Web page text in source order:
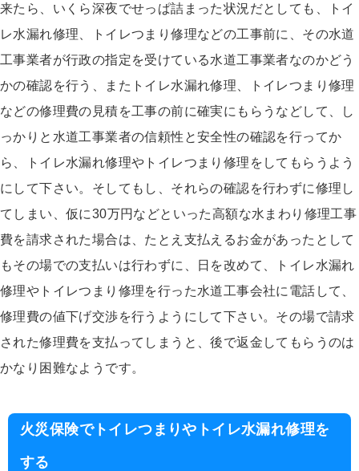
来たら、いくら深夜でせっぱ詰まった状況だとしても、トイ
レ水漏れ修理、トイレつまり修理などの工事前に、その水道
工事業者が行政の指定を受けている水道工事業者なのかどう
かの確認を行う、またトイレ水漏れ修理、トイレつまり修理
などの修理費の見積を工事の前に確実にもらうなどして、し
っかりと水道工事業者の信頼性と安全性の確認を行ってか
ら、トイレ水漏れ修理やトイレつまり修理をしてもらうよう
にして下さい。そしてもし、それらの確認を行わずに修理し
てしまい、仮に30万円などといった高額な水まわり修理工事
費を請求された場合は、たとえ支払えるお金があったとして
もその場での支払いは行わずに、日を改めて、トイレ水漏れ
修理やトイレつまり修理を行った水道工事会社に電話して、
修理費の値下げ交渉を行うようにして下さい。その場で請求
された修理費を支払ってしまうと、後で返金してもらうのは
かなり困難なようです。
火災保険でトイレつまりやトイレ水漏れ修理を
する